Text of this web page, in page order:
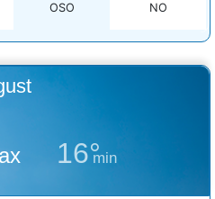
OSO
NO
16°
min